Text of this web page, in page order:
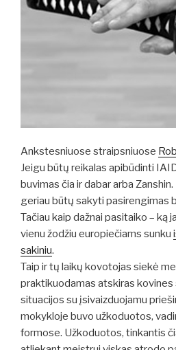
Ankstesniuose straipsniuose
Jeigu būtų reikalas apibūdinti
buvimas čia ir dabar arba
geriau būtų sakyti pasirengimas
Tačiau kaip dažnai pasitaiko – ką
vienu žodžiu europiečiams sunku
sakiniu.
Taip ir tų laikų kovotojas siekė
praktikuodamas atskiras kovines
situacijos su įsivaizduojamu
mokykloje buvo užkoduotos,
formose. Užkoduotos, tinkantis